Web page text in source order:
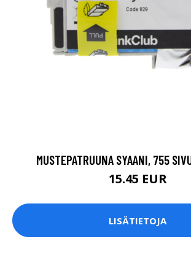
MUSTEPATRUUNA SYAANI, 755
15.45 EUR
LISÄTIETOJA